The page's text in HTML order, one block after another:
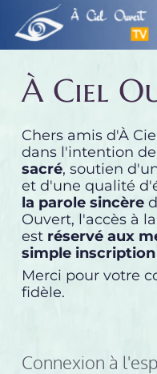
contenu
À Ciel
Chers amis d'À
dans l'intention
sacré, soutien
et d'une qualité
la parole sincère
Ouvert, l'accès à
est réservé aux
simple inscription
Merci pour votre
fidèle.
Connexion à